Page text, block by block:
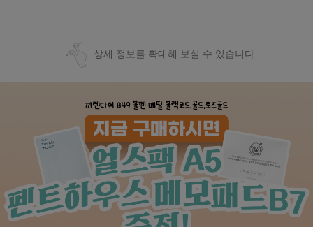
상세 정보를 확대해 보실 수 있습니다